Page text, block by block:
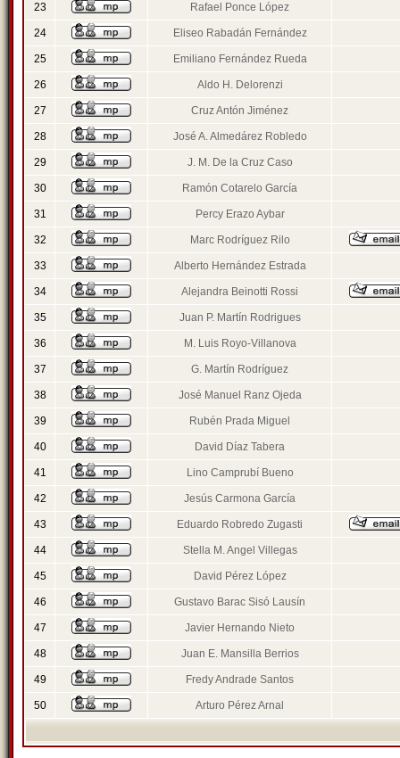
23 Rafael Ponce López
24 Eliseo Rabadán Fernández
25 Emiliano Fernández Rueda
26 Aldo H. Delorenzi
27 Cruz Antón Jiménez
28 José A. Almedárez Robledo
29 J. M. De la Cruz Caso
30 Ramón Cotarelo García
31 Percy Erazo Aybar
32 Marc Rodríguez Rilo
33 Alberto Hernández Estrada
34 Alejandra Beinotti Rossi
35 Juan P. Martín Rodrigues
36 M. Luis Royo-Villanova
37 G. Martín Rodríguez
38 José Manuel Ranz Ojeda
39 Rubén Prada Miguel
40 David Díaz Tabera
41 Lino Camprubí Bueno
42 Jesús Carmona García
43 Eduardo Robredo Zugasti
44 Stella M. Angel Villegas
45 David Pérez López
46 Gustavo Barac Sisó Lausín
47 Javier Hernando Nieto
48 Juan E. Mansilla Berrios
49 Fredy Andrade Santos
50 Arturo Pérez Arnal